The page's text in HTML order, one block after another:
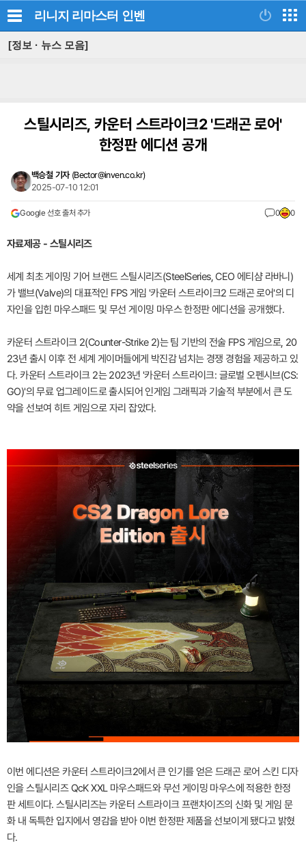
리니지 리마스터 인벤
[정보 · 뉴스 모음]
스틸시리즈, 카운터 스트라이크2 '드래곤 로어'
한정판 에디션 공개
백승철 기자 (Bector@inven.co.kr)
2025-07-10 12:01
Google 선호 출처 추가 0 0
자료제공 - 스틸시리즈
세계 최초 게이밍 기어 브랜드 스틸시리즈(SteelSeries, CEO 에티샴 라바니)
가 밸브(Valve)의 대표적인 FPS 게임 '카운터 스트라이크2 드래곤 로어'의 디
자인을 입힌 마우스패드 및 무선 게이밍 마우스 한정판 에디션을 공개했다.
카운터 스트라이크 2(Counter-Strike 2)는 팀 기반의 전술 FPS 게임으로, 20
23년 출시 이후 전 세계 게이머들에게 박진감 넘치는 경쟁 경험을 제공하고 있
다. 카운터 스트라이크 2는 2023년 '카운터 스트라이크: 글로벌 오펜시브(CS:
GO)'의 무료 업그레이드로 출시되어 인게임 그래픽과 기술적 부분에서 큰 도
약을 선보여 히트 게임으로 자리 잡았다.
이번 에디션은 카운터 스트라이크2에서 큰 인기를 얻은 드래곤 로어 스킨 디자
인을 스틸시리즈 QcK XXL 마우스패드와 무선 게이밍 마우스에 적용한 한정
판 세트이다. 스틸시리즈는 카운터 스트라이크 프랜차이즈의 신화 및 게임 문
화 내 독특한 입지에서 영감을 받아 이번 한정판 제품을 선보이게 됐다고 밝혔
다.